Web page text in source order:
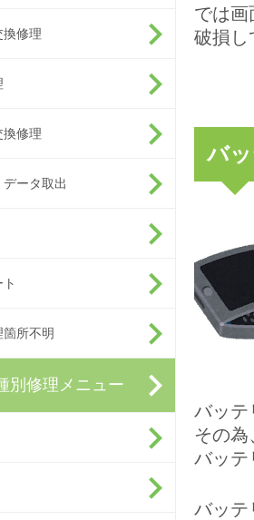
換修理
換修理
ータ取出
所不明
別修理メニュー
では画
破損し
バ
バッテ
その為
バッテ
バッテ